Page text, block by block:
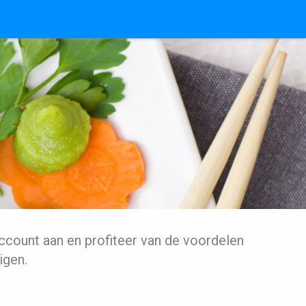
aan en profiteer van de voordelen